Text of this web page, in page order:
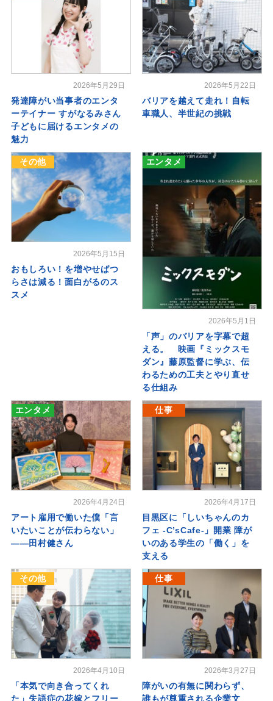
2026年5月29日
発達障がい当事者のエンタ
ーテイナー すがなるみさん
子どもに届けるエンタメの
魅力
2026年5月22日
バリアを越えて走れ！自転
車職人、半世紀の挑戦
その他
2026年5月15日
おもしろい！を増やせばつ
らさは減る！面白がるのス
スメ
エンタメ
2026年5月1日
「声」のバリアを字幕で超
える。 映画『ミックスモ
ダン』藤原監督に学ぶ、伝
わるための工夫とやり直せ
る仕組み
エンタメ
2026年4月24日
アート雇用で働いた僕「言
いたいことが伝わらない」
――田村健さん
仕事
2026年4月17日
目黒区に「しいちゃんのカ
フェ -C’sCafe-」開業 障が
いのある学生の「働く」を
支える
その他
2026年4月10日
「本気で向き合ってくれ
た」失語症の花嫁とフリー
仕事
2026年3月27日
障がいの有無に関わらず、
誰もが尊重される企業文